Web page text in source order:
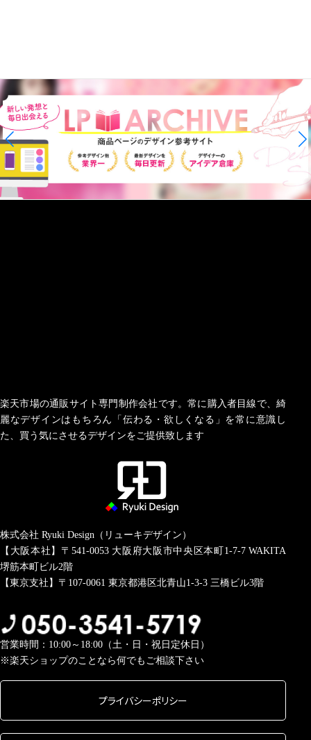
楽天市場の通販サイト専門制作会社です。常に購入者目線で、綺
麗なデザインはもちろん「伝わる・欲しくなる」を常に意識し
た、買う気にさせるデザインをご提供致します
株式会社 Ryuki Design（リューキデザイン）
【大阪本社】〒541-0053大阪府大阪市中央区本町1-7-7 WAKITA
堺筋本町ビル2階
【東京支社】〒107-0061 東京都港区北青山1-3-3 三橋ビル3階
営業時間：10:00～18:00（土・日・祝日定休日）
※楽天ショップのことなら何でもご相談下さい
プライバシーポリシー